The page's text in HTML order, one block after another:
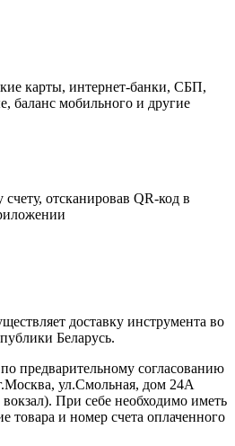
карты, интернет-банки, СБП,
баланс мобильного и другие
отсканировав QR-код в
доставку инструмента во
Беларусь.
предварительному согласованию
ул.Смольная, дом 24А
При себе необходимо иметь
товара и номер счета оплаченного